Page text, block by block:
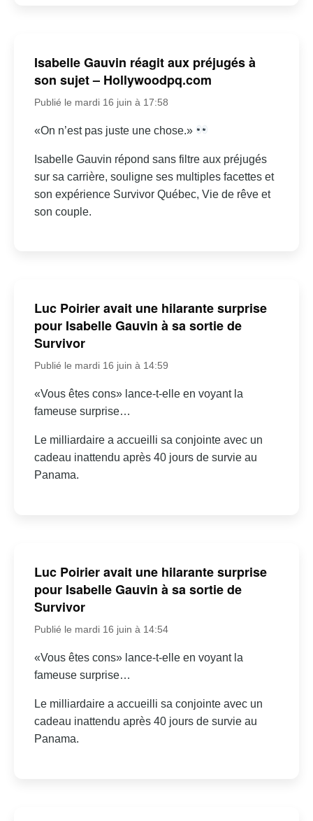
Isabelle Gauvin réagit aux préjugés à
son sujet – Hollywoodpq.com
Publié le mardi 16 juin à 17:58
«On n’est pas juste une chose.»
Isabelle Gauvin répond sans filtre aux préjugés
sur sa carrière, souligne ses multiples facettes et
son expérience Survivor Québec, Vie de rêve et
son couple.
Luc Poirier avait une hilarante surprise
pour Isabelle Gauvin à sa sortie de
Survivor
Publié le mardi 16 juin à 14:59
«Vous êtes cons» lance-t-elle en voyant la
fameuse surprise…
Le milliardaire a accueilli sa conjointe avec un
cadeau inattendu après 40 jours de survie au
Panama.
Luc Poirier avait une hilarante surprise
pour Isabelle Gauvin à sa sortie de
Survivor
Publié le mardi 16 juin à 14:54
«Vous êtes cons» lance-t-elle en voyant la
fameuse surprise…
Le milliardaire a accueilli sa conjointe avec un
cadeau inattendu après 40 jours de survie au
Panama.